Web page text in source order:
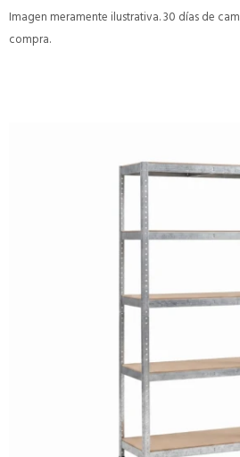
Imagen meramente ilustrativa. 30 días de
compra.